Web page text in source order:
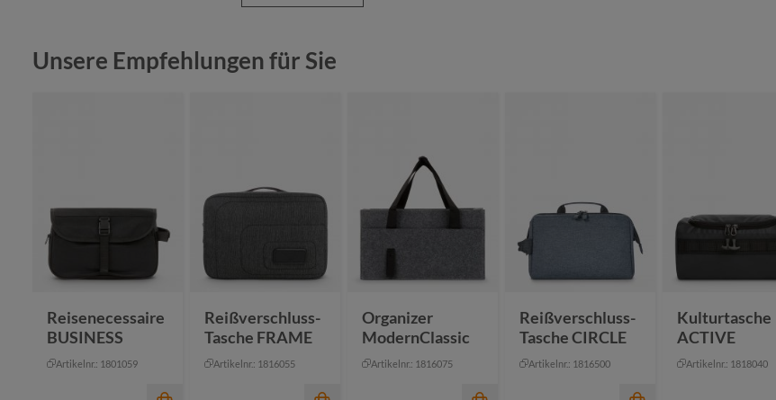
Produktgalerie überspringen
Unsere Empfehlungen für Sie
Reisenecessaire
BUSINESS
Artikelnr.: 1801059
Reißverschluss-
Tasche FRAME
Artikelnr.: 1816055
Organizer
ModernClassic
Artikelnr.: 1816075
Reißverschluss-
Tasche CIRCLE
Artikelnr.: 1816500
Kulturtasche
ACTIVE
Artikelnr.: 1818040